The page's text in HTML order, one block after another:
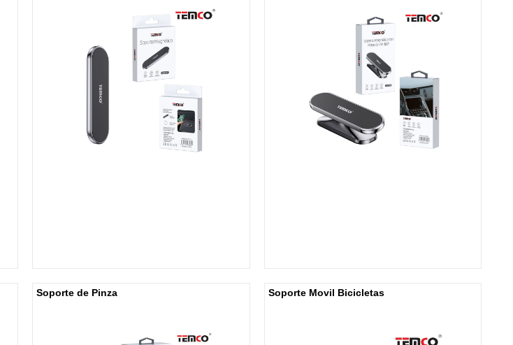
Soporte de Pinza Soporte Movil Bicicletas